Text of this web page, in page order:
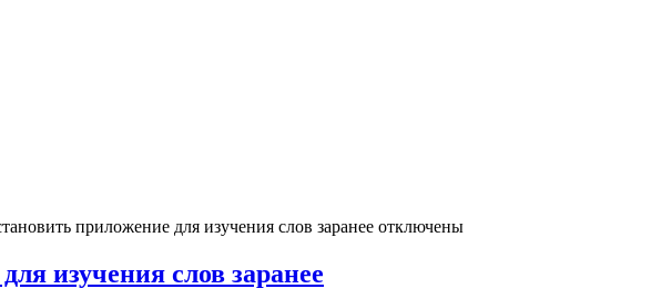
приложение для изучения слов заранее отключены
изучения слов заранее